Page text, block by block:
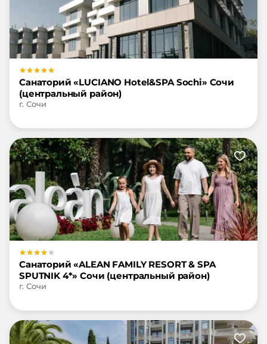
Санаторий «LUCIANO Hotel&SPA Sochi» Сочи
(центральный район)
г. Сочи
Санаторий «ALEAN FAMILY RESORT & SPA
SPUTNIK 4*» Сочи (центральный район)
г. Сочи